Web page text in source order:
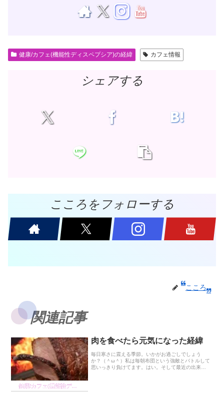
健康/カフェ(機能性ディスペプシア)の経緯 カフェ情報
シェアする
こころをフォローする
こころ
関連記事
健康/カフェ(機能性ディスペプシア)の経緯
肉を食べたら元気になった経緯
毎日寒さに震える季節。いかがお過ごしでしょう
か？（＾ω＾）私は毎朝布団という強敵とバトルして
思いっきり負けてます。はい。そして最近の出来事